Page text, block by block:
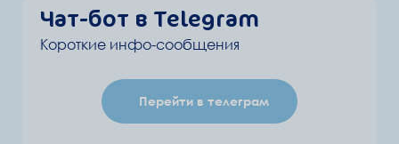
Чат-бот в Telegram
Короткие инфо-сообщения
Перейти в телеграм